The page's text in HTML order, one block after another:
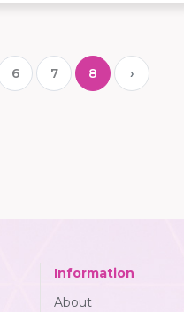
quận Bình Tân cùng các
đạo cấp cao AEON Việt
6 7 8 ›
Information
About